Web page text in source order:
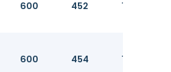
600 452 14.2
600 454 15.2